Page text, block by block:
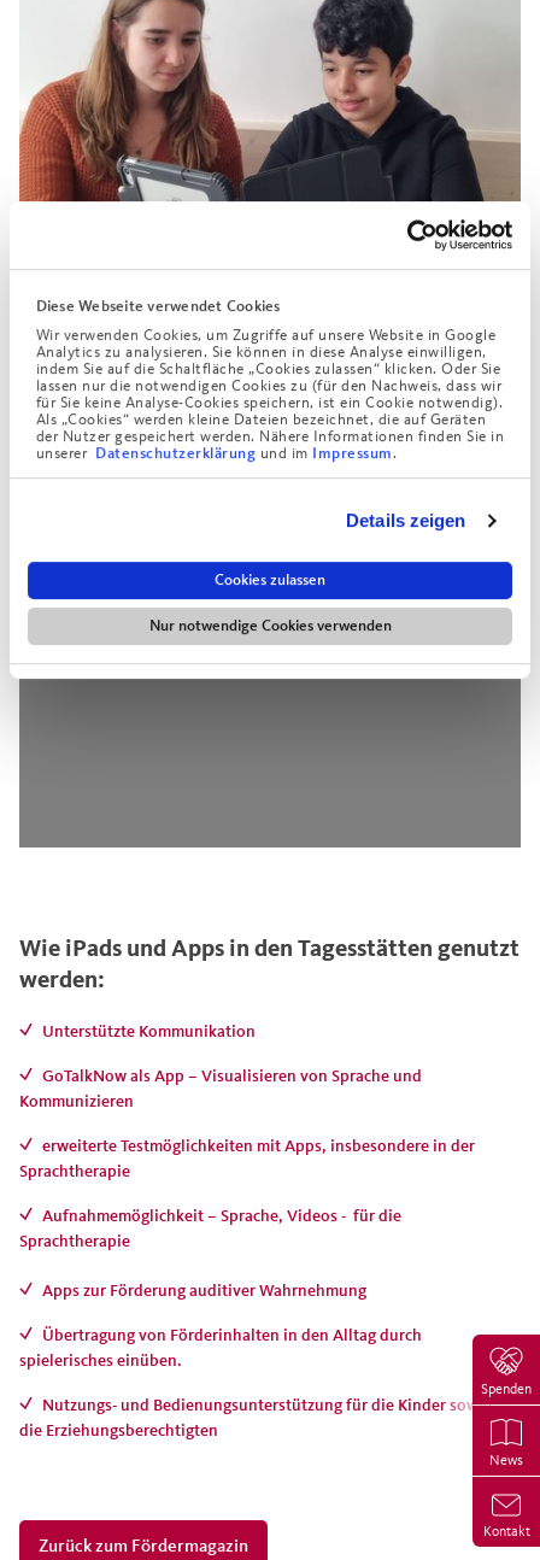
Diese Webseite verwendet Cookies
Wir verwenden Cookies, um Zugriffe auf unsere Website in Google
Analytics zu analysieren. Sie können in diese Analyse einwilligen,
indem Sie auf die Schaltfläche „Cookies zulassen“ klicken. Oder Sie
lassen nur die notwendigen Cookies zu (für den Nachweis, dass wir
für Sie keine Analyse-Cookies speichern, ist ein Cookie notwendig).
Als „Cookies“ werden kleine Dateien bezeichnet, die auf Geräten
der Nutzer gespeichert werden. Nähere Informationen finden Sie in
unserer Datenschutzerklärung und im Impressum.
Details zeigen
Cookies zulassen
Nur notwendige Cookies verwenden
Spenden
News
Kontakt
Wie iPads und Apps in den Tagesstätten genutzt
werden:
Unterstützte Kommunikation
GoTalkNow als App – Visualisieren von Sprache und
Kommunizieren
erweiterte Testmöglichkeiten mit Apps, insbesondere in der
Sprachtherapie
Aufnahmemöglichkeit – Sprache, Videos - für die
Sprachtherapie
Apps zur Förderung auditiver Wahrnehmung
Übertragung von Förderinhalten in den Alltag durch
spielerisches einüben.
Nutzungs- und Bedienungsunterstützung für die Kinder sowie
die Erziehungsberechtigten
Zurück zum Fördermagazin